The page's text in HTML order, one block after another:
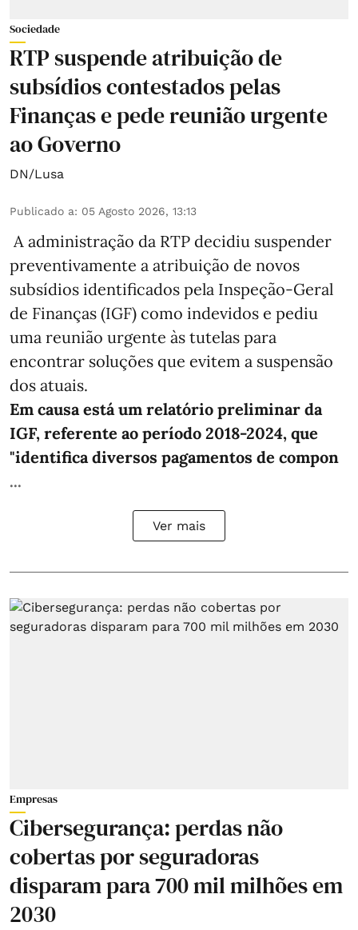
Sociedade
RTP suspende atribuição de
subsídios contestados pelas
Finanças e pede reunião urgente
ao Governo
DN/Lusa
Publicado a: 05 Agosto 2026, 13:13
A administração da RTP decidiu suspender
preventivamente a atribuição de novos
subsídios identificados pela Inspeção-Geral
de Finanças (IGF) como indevidos e pediu
uma reunião urgente às tutelas para
encontrar soluções que evitem a suspensão
dos atuais.
Em causa está um relatório preliminar da
IGF, referente ao período 2018-2024, que
"identifica diversos pagamentos de compon
...
Ver mais
Empresas
Cibersegurança: perdas não
cobertas por seguradoras
disparam para 700 mil milhões em
2030